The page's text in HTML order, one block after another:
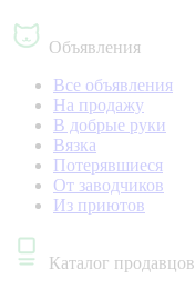
Объявления
Все объявления
На продажу
В добрые руки
Вязка
Потерявшиеся
От заводчиков
Из приютов
Каталог продавцов